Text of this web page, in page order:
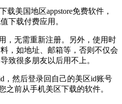
载美国地区appstore免费软件，
下载付费应用。
，无需重新注册。另外，使用时
，如地址、邮箱等，否则不仅会
致很多朋友以后用不上。
，然后登录回自己的美区id账号
之前从手机美区下载的软件。